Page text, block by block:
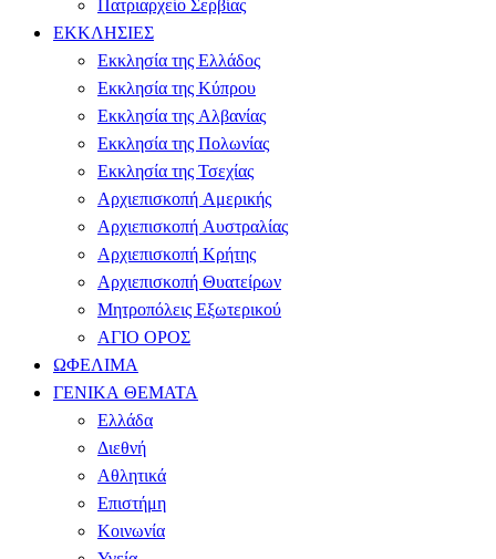
ΕΚΚΛΗΣΙΕΣ
Εκκλησία της Ελλάδος
Εκκλησία της Κύπρου
Εκκλησία της Αλβανίας
Εκκλησία της Πολωνίας
Εκκλησία της Τσεχίας
Αρχιεπισκοπή Αμερικής
Αρχιεπισκοπή Αυστραλίας
Αρχιεπισκοπή Κρήτης
Αρχιεπισκοπή Θυατείρων
Μητροπόλεις Εξωτερικού
ΑΓΙΟ ΟΡΟΣ
ΩΦΕΛΙΜΑ
ΓΕΝΙΚΑ ΘΕΜΑΤΑ
Ελλάδα
Διεθνή
Αθλητικά
Επιστήμη
Κοινωνία